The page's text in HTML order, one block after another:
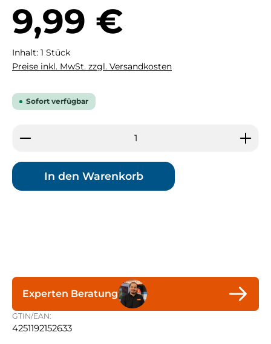
9,99 €
Inhalt: 1 Stück
Preise inkl. MwSt. zzgl. Versandkosten
Sofort verfügbar
Produkt Anzahl: Gib den gewünschten Wert
In den Warenkorb
Experten Beratung
GTIN/EAN:
4251192152633